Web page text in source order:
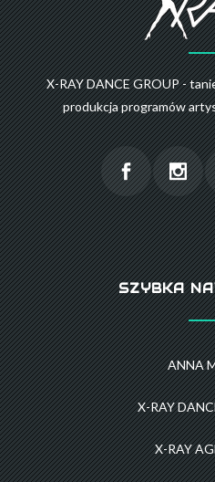
X-RAY DANCE GROUP -
produkcja programów
SZYBKA
ANNA
X-RAY
X-RAY